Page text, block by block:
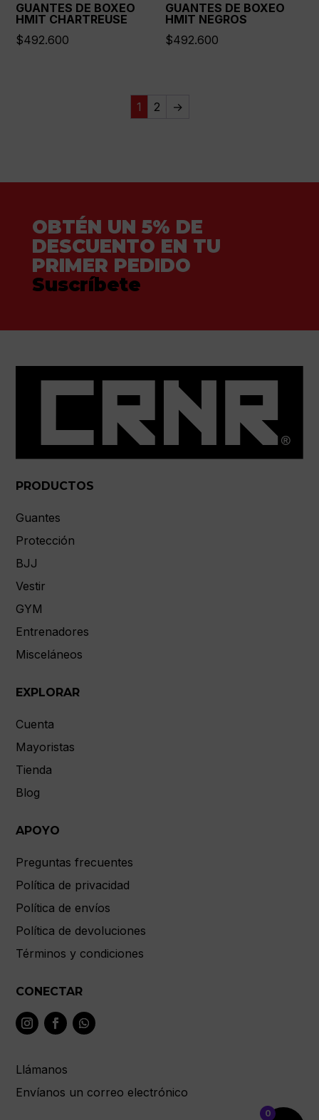
GUANTES DE BOXEO
HMIT CHARTREUSE
$492.600
GUANTES DE BOXEO
HMIT NEGROS
$492.600
1 2 →
OBTÉN UN 5% DE
DESCUENTO EN TU
PRIMER PEDIDO
Suscríbete
PRODUCTOS
Guantes
Protección
BJJ
Vestir
GYM
Entrenadores
Misceláneos
EXPLORAR
Cuenta
Mayoristas
Tienda
Blog
APOYO
Preguntas frecuentes
Política de privacidad
Política de envíos
Política de devoluciones
Términos y condiciones
CONECTAR
Llámanos
Envíanos un correo electrónico
0